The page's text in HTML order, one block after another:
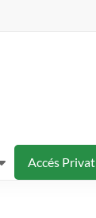
Accés Privat